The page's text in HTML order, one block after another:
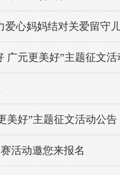
心妈妈结对关爱留守
元更美好”主题征文活
好”主题征文活动公告
活动邀您来报名